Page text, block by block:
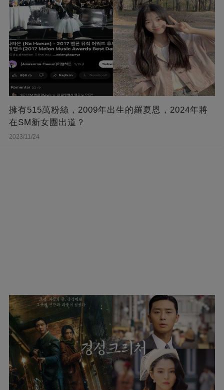
擁有515萬粉絲，2009年出生的羅夏恩，2024年將
在SM新女團出道？
2023/11/24